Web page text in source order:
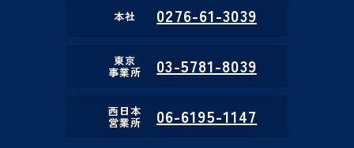
本社 0276-61-3039
東京
事業所 03-5781-8039
西日本
営業所 06-6195-1147